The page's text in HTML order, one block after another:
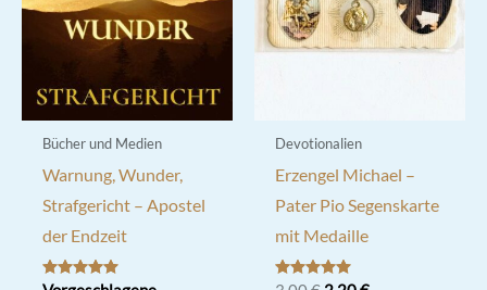
Bücher und Medien
Warnung, Wunder,
Strafgericht – Apostel
der Endzeit
Devotionalien
Erzengel Michael –
Pater Pio Segenskarte
mit Medaille